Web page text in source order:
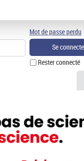
Rester connecté
Mot de passe perdu